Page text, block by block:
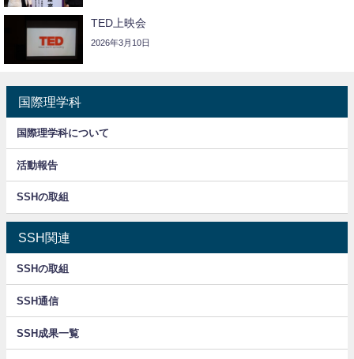
TED上映会
2026年3月10日
国際理学科
国際理学科について
活動報告
SSHの取組
SSH関連
SSHの取組
SSH通信
SSH成果一覧